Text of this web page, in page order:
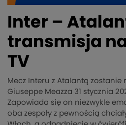
Inter –
transmisja
TV
Mecz Interu z Atalantą zostanie
Giuseppe Meazza 31 stycznia
Zapowiada się on niezwykle
oba zespoły z pewnością